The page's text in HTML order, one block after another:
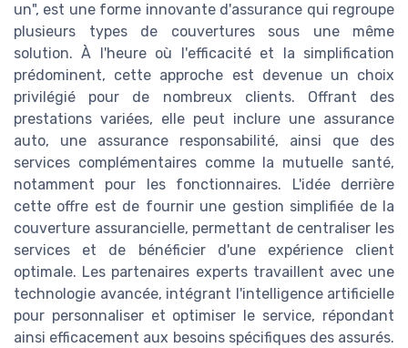
un", est une forme innovante d'assurance qui regroupe
plusieurs types de couvertures sous une même
solution. À l'heure où l'efficacité et la simplification
prédominent, cette approche est devenue un choix
privilégié pour de nombreux clients. Offrant des
prestations variées, elle peut inclure une assurance
auto, une assurance responsabilité, ainsi que des
services complémentaires comme la mutuelle santé,
notamment pour les fonctionnaires. L'idée derrière
cette offre est de fournir une gestion simplifiée de la
couverture assurancielle, permettant de centraliser les
services et de bénéficier d'une expérience client
optimale. Les partenaires experts travaillent avec une
technologie avancée, intégrant l'intelligence artificielle
pour personnaliser et optimiser le service, répondant
ainsi efficacement aux besoins spécifiques des assurés.